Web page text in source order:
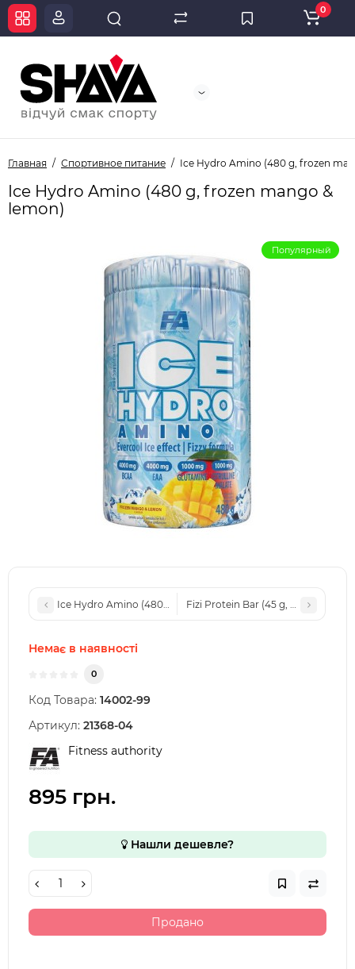
0
Главная Спортивное питание Ice Hydro Amino (480 g, frozen
Ice Hydro Amino (480 g, frozen mango &
lemon)
Популярный
Ice Hydro Amino (480 g, frozen orange & mango)
Fizi Protein Bar (45 g, peanut +
Немає в наявності
0
Код Товара: 14002-99
Артикул: 21368-04
Fitness authority
895 грн.
Нашли дешевле?
Продано